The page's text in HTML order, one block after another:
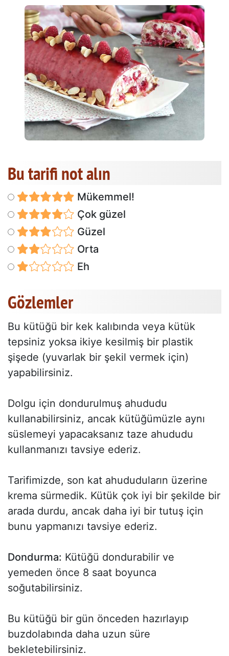
Bu tarifi not alın
Mükemmel!
Çok güzel
Güzel
Orta
Eh
Gözlemler
Bu kütüğü bir kek kalıbında veya kütük
tepsiniz yoksa ikiye kesilmiş bir plastik
şişede (yuvarlak bir şekil vermek için)
yapabilirsiniz.
Dolgu için dondurulmuş ahududu
kullanabilirsiniz, ancak kütüğümüzle aynı
süslemeyi yapacaksanız taze ahududu
kullanmanızı tavsiye ederiz.
Tarifimizde, son kat ahududuların üzerine
krema sürmedik. Kütük çok iyi bir şekilde bir
arada durdu, ancak daha iyi bir tutuş için
bunu yapmanızı tavsiye ederiz.
Dondurma: Kütüğü dondurabilir ve
yemeden önce 8 saat boyunca
soğutabilirsiniz.
Bu kütüğü bir gün önceden hazırlayıp
buzdolabında daha uzun süre
bekletebilirsiniz.